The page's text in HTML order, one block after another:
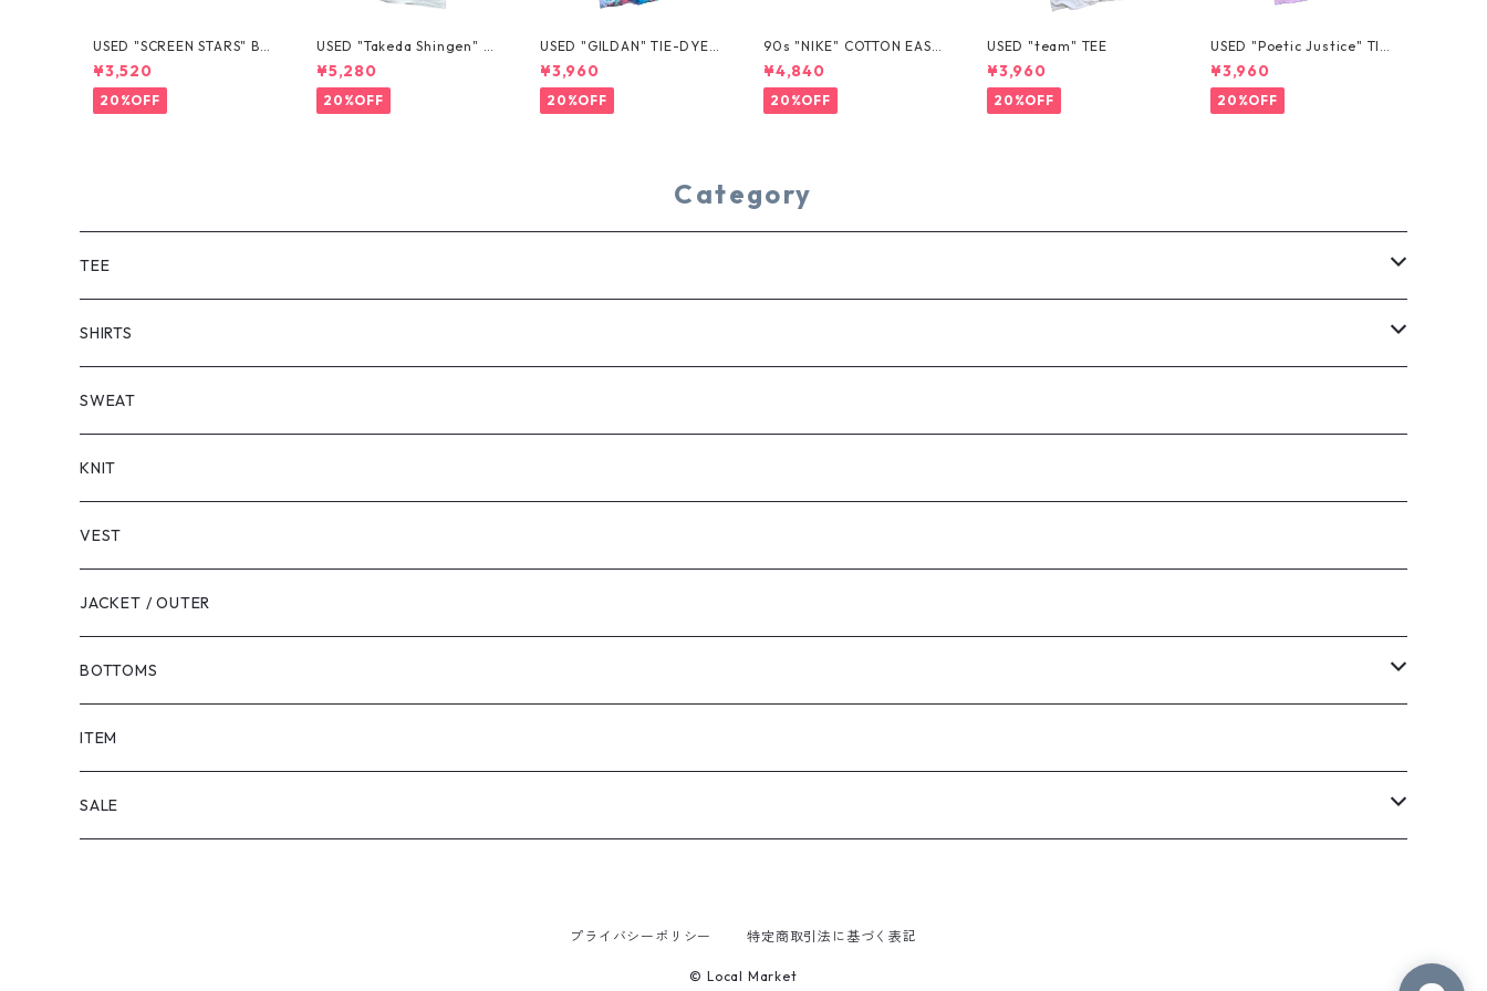
USED "SCREEN STARS" BL
ANK TEE
¥3,520
20%OFF
USED "Takeda Shingen" T
EE
¥5,280
20%OFF
USED "GILDAN" TIE-DYE T
EE
¥3,960
20%OFF
90s "NIKE" COTTON EASY
SHORTS
¥4,840
20%OFF
USED "team" TEE
¥3,960
20%OFF
USED "Poetic Justice" TIE
-DYE TEE
¥3,960
20%OFF
Category
TEE
SHORT SLEEVE
LONG SLEEVE
SHIRTS
SHORT SLEEVE
LONG SLEEVE
SWEAT
KNIT
VEST
JACKET / OUTER
BOTTOMS
SHORTS
PANTS
ITEM
SALE
プライバシーポリシー 特定商取引法に基づく表記
© Local Market